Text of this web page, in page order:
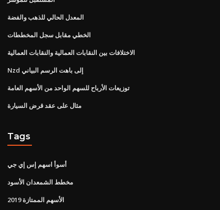
المعدل الحالي للذهب والفضة
الخطي مقابل سجل المخططات
الاختلافات بين النقابات العمالية والنقابات العمالية
Nzd إلى باهت الرسم البياني
توزيعات الأرباح للسهم الواحد من الأسهم العامة
مثال على عقد قرض السيارة
Tags
أسوأ اسهم إس إي جي
مخطط الشمعدان الأسود
الأسهم الممتازة 2019